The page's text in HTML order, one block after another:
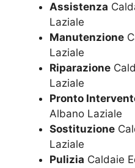
Assistenza
Laziale
Manutenzione
Laziale
Riparazione
Laziale
Pronto
Albano Laziale
Sostituzione
Laziale
Pulizia Caldaie